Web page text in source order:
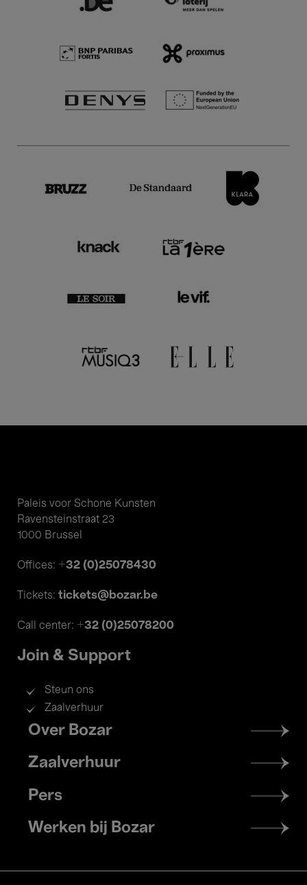
Paleis voor Schone Kunsten
Ravensteinstraat 23
1000 Brussel
Offices: +32 (0)25078430
Tickets: tickets@bozar.be
Call center: +32 (0)25078200
Join & Support
Steun ons
Zaalverhuur
Footer
menu
Over Bozar
Zaalverhuur
Pers
Werken bij Bozar